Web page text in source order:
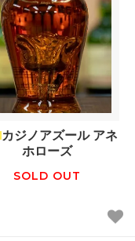
カジノアズール アネ
ホローズ
SOLD OUT